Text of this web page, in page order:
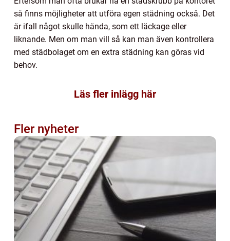
så finns möjligheter att utföra egen städning också. Det
är ifall något skulle hända, som ett läckage eller
liknande. Men om man vill så kan man även kontrollera
med städbolaget om en extra städning kan göras vid
behov.
Läs fler inlägg här
Fler nyheter